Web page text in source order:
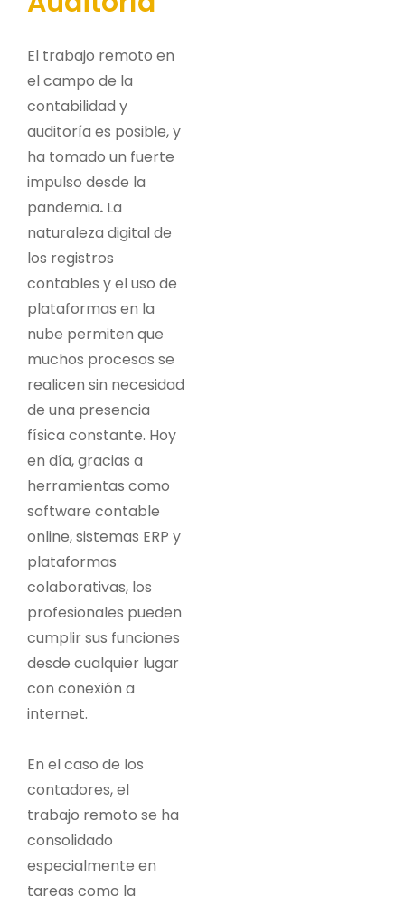
El trabajo remoto en
el campo de la
contabilidad y
auditoría es posible, y
ha tomado un fuerte
impulso desde la
pandemia. La
naturaleza digital de
los registros
contables y el uso de
plataformas en la
nube permiten que
muchos procesos se
realicen sin necesidad
de una presencia
física constante. Hoy
en día, gracias a
herramientas como
software contable
online, sistemas ERP y
plataformas
colaborativas, los
profesionales pueden
cumplir sus funciones
desde cualquier lugar
con conexión a
internet.
En el caso de los
contadores, el
trabajo remoto se ha
consolidado
especialmente en
tareas como la